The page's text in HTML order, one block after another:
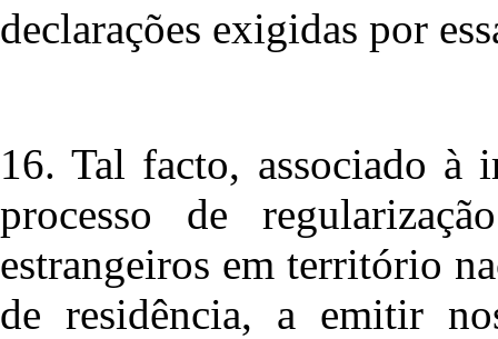
declarações exigidas por
16. Tal facto, associado à
processo de
estrangeiros em território
de residência, a emitir